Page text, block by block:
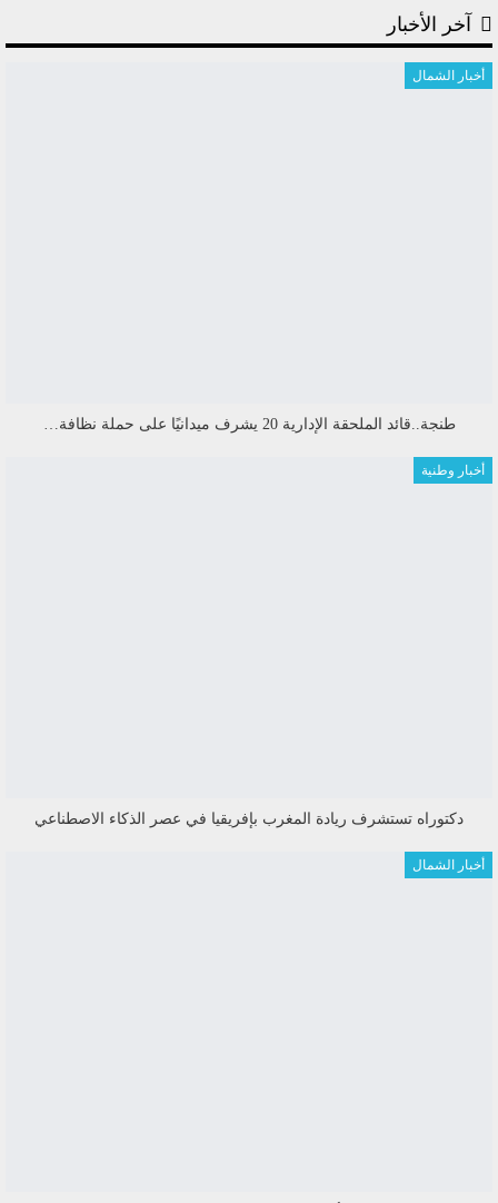
آخر الأخبار
أخبار الشمال
طنجة..قائد الملحقة الإدارية 20 يشرف ميدانيًا على حملة نظافة…
أخبار وطنية
دكتوراه تستشرف ريادة المغرب بإفريقيا في عصر الذكاء الاصطناعي
أخبار الشمال